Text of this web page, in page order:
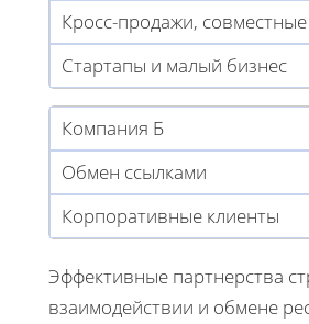
Кросс-продажи,
Стартапы и малый бизнес
Компания Б
Обмен ссылками
Корпоративные клиенты
Эффективные партнерства
взаимодействии и обмене